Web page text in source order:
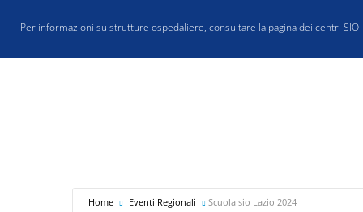
contenuto
Per informazioni su strutture ospedaliere, consultare la pagina dei centri SIO
Home Eventi Regionali Scuola sio Lazio 2024